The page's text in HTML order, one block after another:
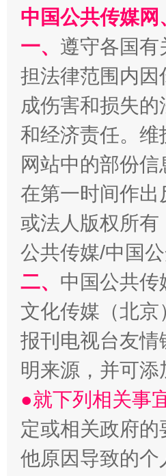
千年窑火 生生不息
揭开“小金库”的免责幌
中国公共传媒
一、 遵守各国有
担法律范围内
成伤害和损失
和经济责任。
网站中的部份
在第一时间作
或法人版权所
公共传媒/中国
二、 中国公共传
文化传媒（北
报刊电视台友
明来源，并可添
●就下列相关事
定或相关政府
他原因导致的个